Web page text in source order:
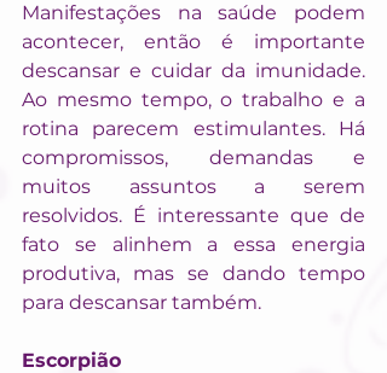
Manifestações na saúde podem
acontecer, então é importante
descansar e cuidar da imunidade.
Ao mesmo tempo, o trabalho e a
rotina parecem estimulantes. Há
compromissos, demandas e
muitos assuntos a serem
resolvidos. É interessante que de
fato se alinhem a essa energia
produtiva, mas se dando tempo
para descansar também.
Escorpião